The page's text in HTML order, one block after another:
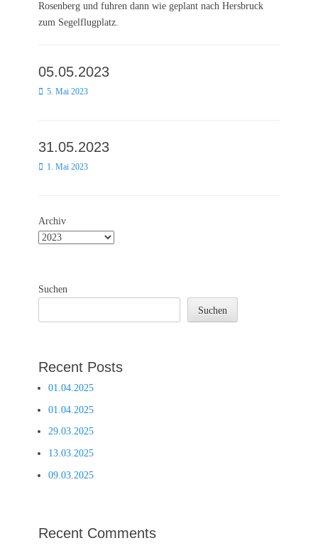
Rosenberg und fuhren dann wie geplant nach Hersbruck
zum Segelflugplatz.
05.05.2023
Posted
5. Mai 2023
31.05.2023
Posted
1. Mai 2023
Archiv
Suchen
Suchen
Recent Posts
01.04.2025
01.04.2025
29.03.2025
13.03.2025
09.03.2025
Recent Comments